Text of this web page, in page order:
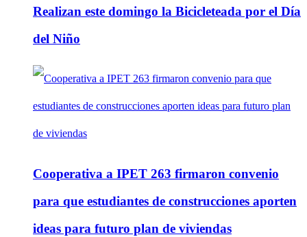
Realizan este domingo la Bicicleteada por el Día
del Niño
Cooperativa a IPET 263 firmaron convenio
para que estudiantes de construcciones aporten
ideas para futuro plan de viviendas